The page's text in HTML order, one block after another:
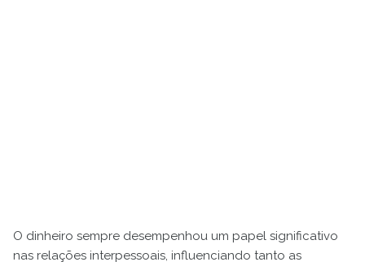
O dinheiro sempre desempenhou um papel significativo
nas relações interpessoais, influenciando tanto as